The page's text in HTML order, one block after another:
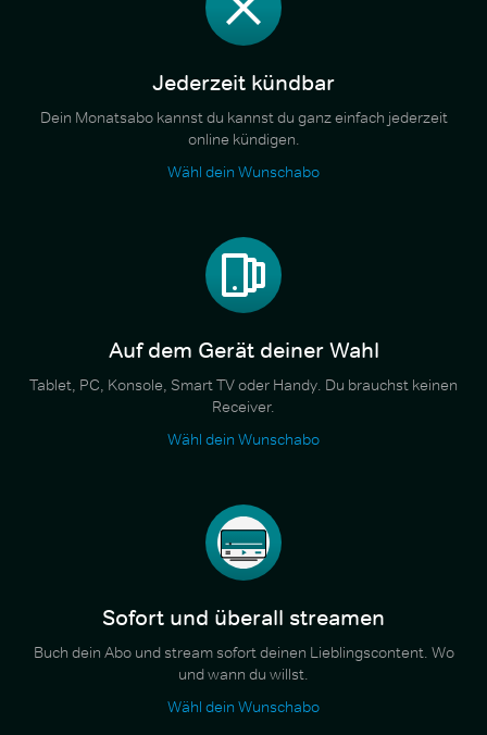
Jederzeit kündbar
Dein Monatsabo kannst du kannst du ganz einfach jederzeit
online kündigen.
Wähl dein Wunschabo
Auf dem Gerät deiner Wahl
Tablet, PC, Konsole, Smart TV oder Handy. Du brauchst keinen
Receiver.
Wähl dein Wunschabo
Sofort und überall streamen
Buch dein Abo und stream sofort deinen Lieblingscontent. Wo
und wann du willst.
Wähl dein Wunschabo